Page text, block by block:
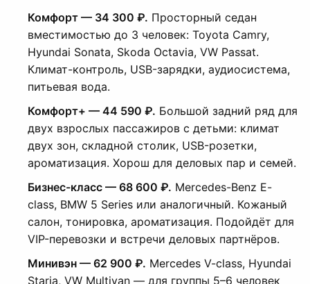
Комфорт — 34 300 ₽. Просторный седан
вместимостью до 3 человек: Toyota Camry,
Hyundai Sonata, Skoda Octavia, VW Passat.
Климат-контроль, USB-зарядки, аудиосистема,
питьевая вода.
Комфорт+ — 44 590 ₽. Большой задний ряд для
двух взрослых пассажиров с детьми: климат
двух зон, складной столик, USB-розетки,
ароматизация. Хорош для деловых пар и семей.
Бизнес-класс — 68 600 ₽. Mercedes-Benz E-
class, BMW 5 Series или аналогичный. Кожаный
салон, тонировка, ароматизация. Подойдёт для
VIP-перевозки и встречи деловых партнёров.
Минивэн — 62 900 ₽. Mercedes V-class, Hyundai
Staria, VW Multivan — для группы 5–6 человек